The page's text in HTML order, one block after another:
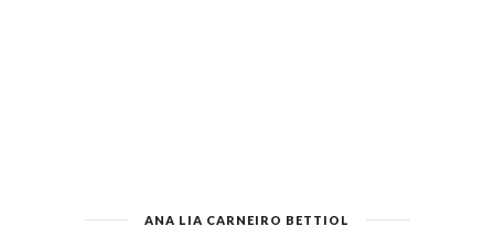
ANA LIA CARNEIRO BETTIOL